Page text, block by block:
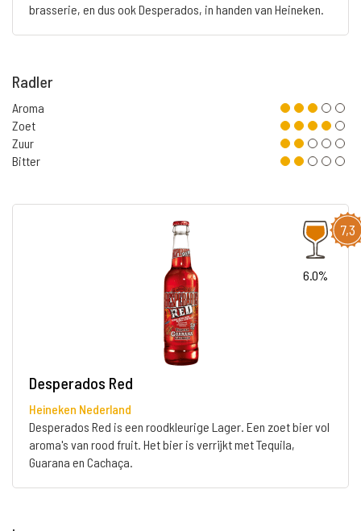
brasserie, en dus ook Desperados, in handen van Heineken.
Radler
Aroma
Zoet
Zuur
Bitter
7,3
6.0%
Desperados Red
Heineken Nederland
Desperados Red is een roodkleurige Lager. Een zoet bier vol
aroma's van rood fruit. Het bier is verrijkt met Tequila,
Guarana en Cachaça.